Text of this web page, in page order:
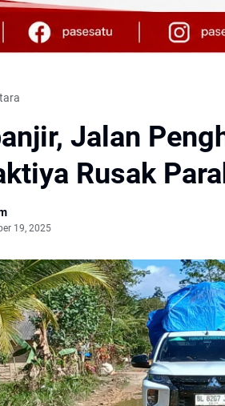
Jalan
Rusak
19, 2025